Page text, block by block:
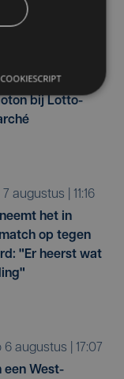
vr 7 augustus | 16:10
Victor
stap naar
bij Lotto-
7 augustus | 11:16
het in
op tegen
"Er heerst wat
6 augustus | 17:07
een West-